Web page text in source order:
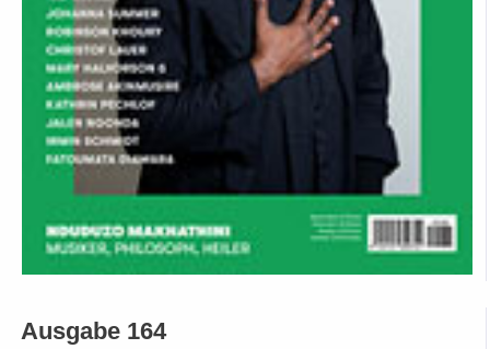
Ausgabe 164